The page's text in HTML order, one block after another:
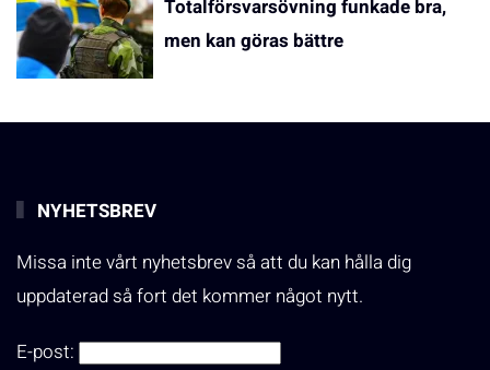
Totalförsvarsövning funkade bra,
men kan göras bättre
NYHETSBREV
Missa inte vårt nyhetsbrev så att du kan hålla dig
uppdaterad så fort det kommer något nytt.
E-post: